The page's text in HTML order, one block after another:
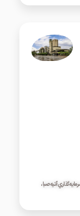
گذاري آتيه صبا ،